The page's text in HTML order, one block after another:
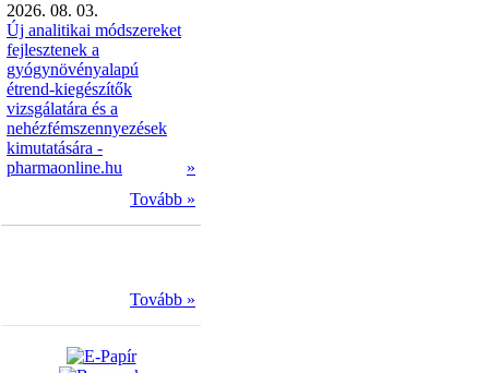
2026. 08. 03.
Új analitikai módszereket
fejlesztenek a
gyógynövényalapú
étrend-kiegészítők
vizsgálatára és a
nehézfémszennyezések
kimutatására -
pharmaonline.hu
»
Tovább »
Tovább »